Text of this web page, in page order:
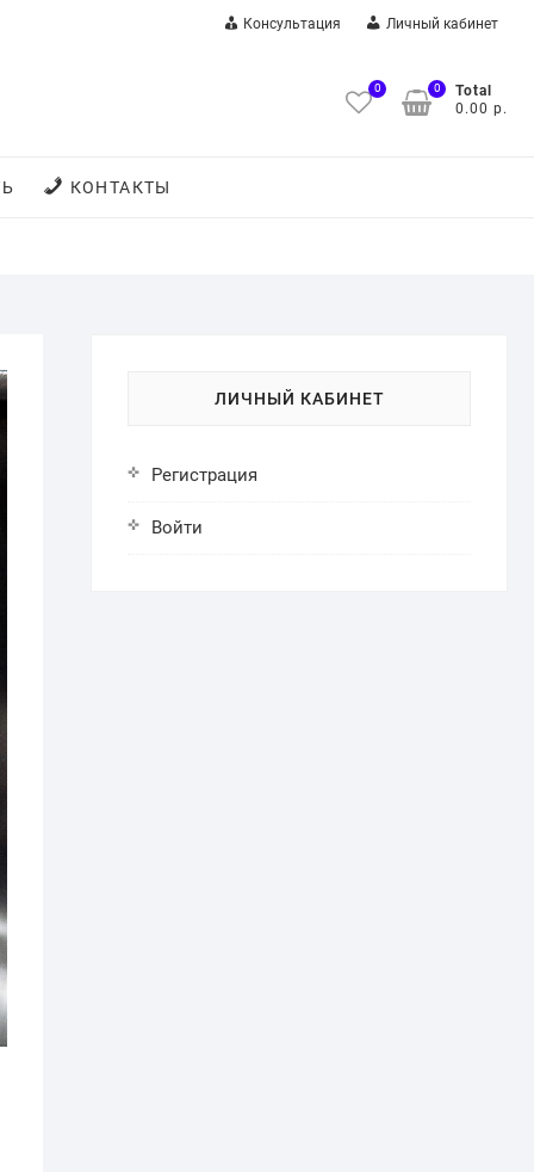
Консультация Личный кабинет
0
Total
0.00 р.
0
КОНТАКТЫ
ЛИЧНЫЙ КАБИНЕТ
Регистрация
Войти